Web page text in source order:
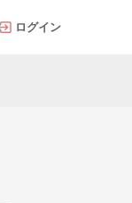
ログイン